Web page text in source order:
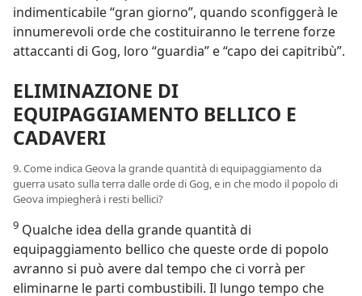
indimenticabile “gran giorno”, quando sconfiggerà le
innumerevoli orde che costituiranno le terrene forze
attaccanti di Gog, loro “guardia” e “capo dei capitribù”.
ELIMINAZIONE DI
EQUIPAGGIAMENTO BELLICO E
CADAVERI
9. Come indica Geova la grande quantità di equipaggiamento da
guerra usato sulla terra dalle orde di Gog, e in che modo il popolo di
Geova impiegherà i resti bellici?
9 Qualche idea della grande quantità di
equipaggiamento bellico che queste orde di popolo
avranno si può avere dal tempo che ci vorrà per
eliminarne le parti combustibili. Il lungo tempo che